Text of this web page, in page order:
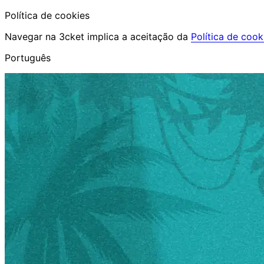
Política de cookies
Navegar na 3cket implica a aceitação da Política de
Português